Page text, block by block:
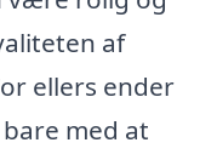
af
ellers ender
med at